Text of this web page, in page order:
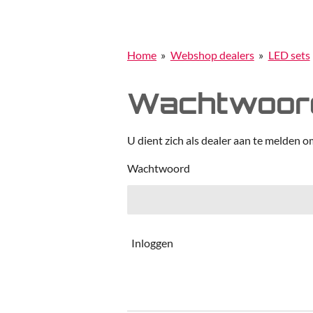
Home » Webshop dealers » LED sets
U dient zich als dealer aan te melden
Wachtwoord
Inloggen